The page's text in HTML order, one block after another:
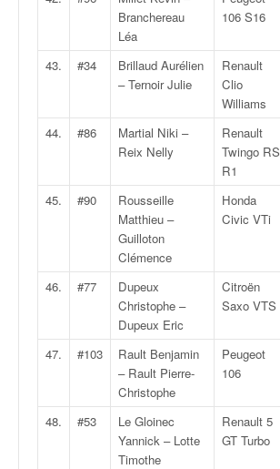
Branchereau
Léa
106 S16
43. #34
Brillaud Aurélien
– Ternoir Julie
Renault
Clio
Williams
44. #86
Martial Niki –
Reix Nelly
Renault
Twingo RS
R1
45. #90
Rousseille
Matthieu –
Guilloton
Clémence
Honda
Civic VTi
46. #77
Dupeux
Christophe –
Dupeux Eric
Citroën
Saxo VTS
47. #103
Rault Benjamin
– Rault Pierre-
Christophe
Peugeot
106
48. #53
Le Gloinec
Yannick – Lotte
Timothe
Renault 5
GT Turbo